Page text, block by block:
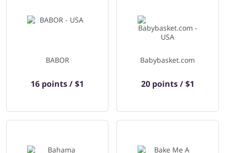
BABOR
16 points / $1
Babybasket.com
20 points / $1